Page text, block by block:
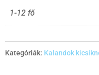
1-12 fő
Kategóriák: Kalandok